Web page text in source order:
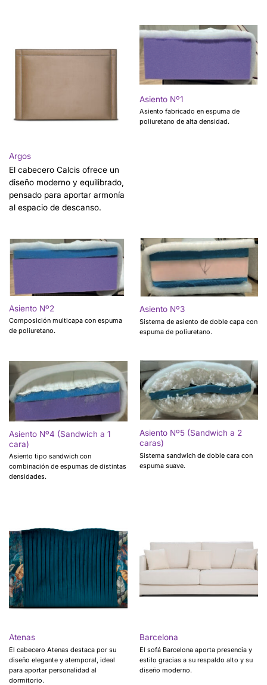
Argos
El cabecero Calcis ofrece un
diseño moderno y equilibrado,
pensado para aportar armonía
al espacio de descanso.
Asiento Nº1
Asiento fabricado en espuma de
poliuretano de alta densidad.
Asiento Nº2
Composición multicapa con espuma
de poliuretano.
Asiento Nº3
Sistema de asiento de doble capa con
espuma de poliuretano.
Asiento Nº4 (Sandwich a 1
cara)
Asiento tipo sandwich con
combinación de espumas de distintas
densidades.
Asiento Nº5 (Sandwich a 2
caras)
Sistema sandwich de doble cara con
espuma suave.
Atenas
El cabecero Atenas destaca por su
diseño elegante y atemporal, ideal
para aportar personalidad al
dormitorio.
Barcelona
El sofá Barcelona aporta presencia y
estilo gracias a su respaldo alto y su
diseño moderno.